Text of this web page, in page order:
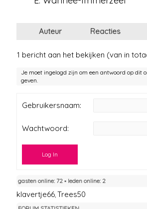
Auteur Reacties
1 bericht aan het bekijken (van in
Je moet ingelogd zijn om een antwoord op dit
geven.
Gebruikersnaam:
Wachtwoord:
Log In
gasten online: 72 ▪︎ leden online: 2
klavertje66 ,Trees50